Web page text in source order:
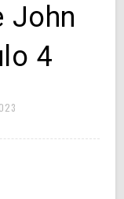
John
4